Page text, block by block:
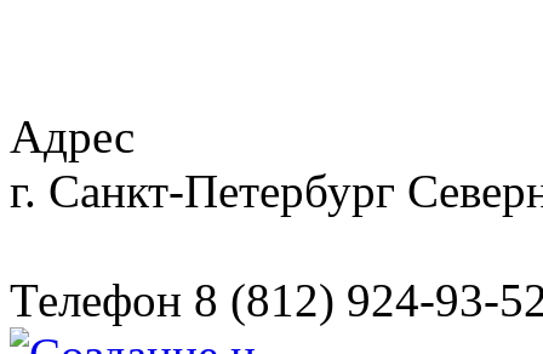
Адрес
г. Санкт-Петербург
Телефон 8 (812) 924-93-